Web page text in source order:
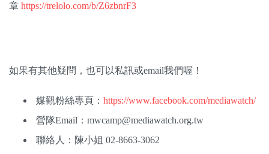
章 https://trelolo.com/b/Z6zbnrF3
如果有其他疑問，也可以私訊或email我們喔！
媒觀粉絲專頁： https://www.facebook.com/mediawatch/
營隊Email：mwcamp@mediawatch.org.tw
聯絡人：陳小姐 02-8663-3062